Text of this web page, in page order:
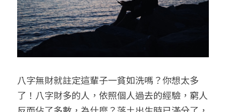
八字無財就註定這輩子一貧如洗嗎？你想太多
了！八字財多的人，依照個人過去的經驗，窮人